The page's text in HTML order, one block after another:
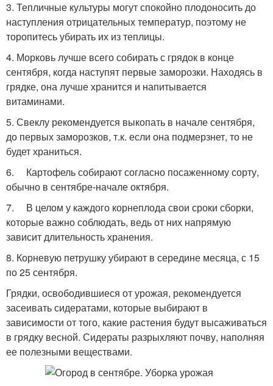
3. Тепличные культуры могут спокойно плодоносить до
наступления отрицательных температур, поэтому не
торопитесь убирать их из теплицы.
4. Морковь лучше всего собирать с грядок в конце
сентября, когда наступят первые заморозки. Находясь в
грядке, она лучше хранится и напитывается
витаминами.
5. Свеклу рекомендуется выкопать в начале сентября,
до первых заморозков, т.к. если она подмерзнет, то не
будет храниться.
6. Картофель собирают согласно посаженному сорту,
обычно в сентябре-начале октября.
7. В целом у каждого корнеплода свои сроки сборки,
которые важно соблюдать, ведь от них напрямую
зависит длительность хранения.
8. Корневую петрушку убирают в середине месяца, с 15
по 25 сентября.
Грядки, освободившиеся от урожая, рекомендуется
засеивать сидератами, которые выбирают в
зависимости от того, какие растения будут высаживаться
в грядку весной. Сидераты разрыхляют почву, наполняя
ее полезными веществами.